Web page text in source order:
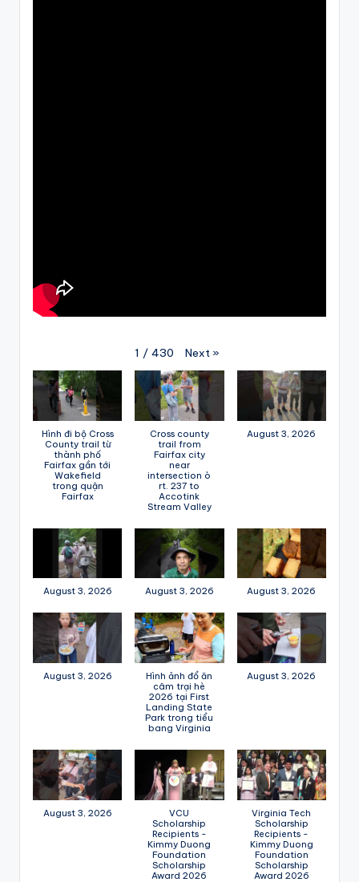
1 / 430 Next »
Hình đi bộ Cross
County trail từ
thành phố
Fairfax gần tới
Wakefield
trong quận
Fairfax
Cross county
trail from
Fairfax city
near
intersection ò
rt. 237 to
Accotink
Stream Valley
August 3, 2026
August 3, 2026 August 3, 2026 August 3, 2026
August 3, 2026
Hình ảnh đổ ăn
câm trại hè
2026 tại First
Landing State
Park trong tiểu
bang Virginia
August 3, 2026
August 3, 2026
VCU
Scholarship
Recipients -
Kimmy Duong
Foundation
Scholarship
Award 2026
Virginia Tech
Scholarship
Recipients -
Kimmy Duong
Foundation
Scholarship
Award 2026